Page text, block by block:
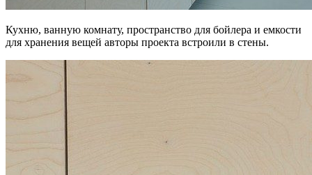
Кухню, ванную комнату, пространство для бойлера и емкости
для хранения вещей авторы проекта встроили в стены.